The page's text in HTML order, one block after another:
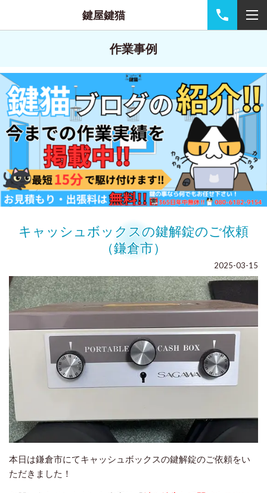
鍵屋鍵猫
作業事例
キャッシュボックスの鍵解錠のご依頼
（鎌倉市）
2025-03-15
本日は鎌倉市にてキャッシュボックスの鍵解錠のご依頼をい
ただきました！